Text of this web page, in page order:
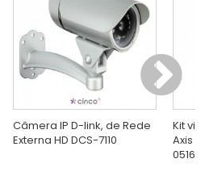
Câmera IP D-link, de Rede
Externa HD DCS-7110
Kit
Axis
0516-